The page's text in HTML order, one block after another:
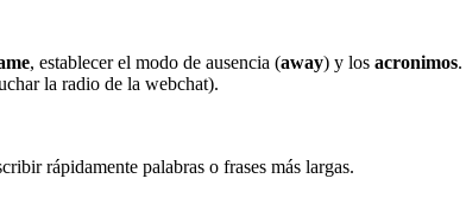
, establecer el modo de ausencia (away) y los acronimos
la radio de la webchat).
rápidamente palabras o frases más largas.